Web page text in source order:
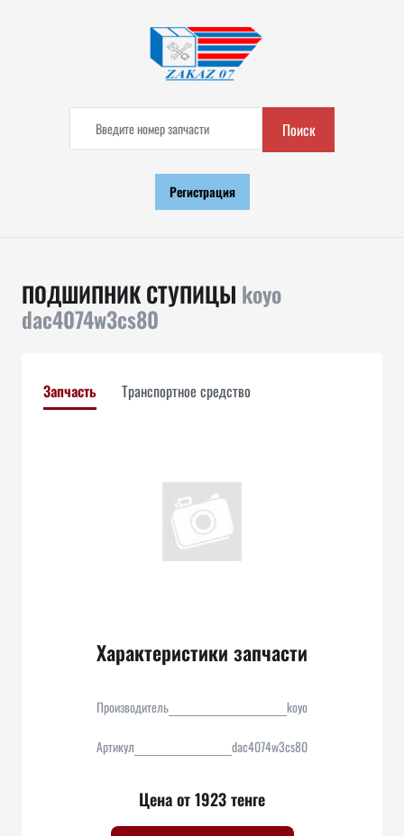
Поиск
Регистрация
ПОДШИПНИК СТУПИЦЫ koyo
dac4074w3cs80
Запчасть Транспортное средство
Характеристики запчасти
Производитель koyo
Артикул dac4074w3cs80
Цена от 1923 тенге